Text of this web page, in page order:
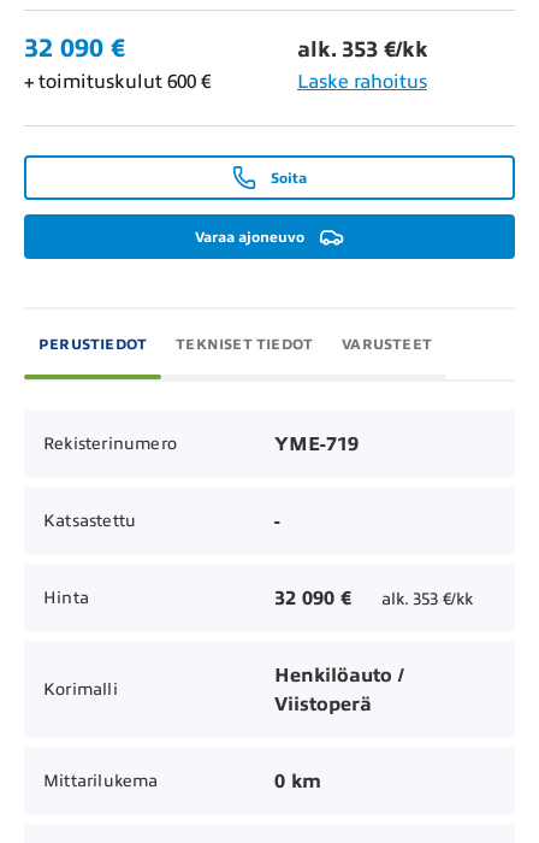
32 090 € alk. 353 €/kk
+ toimituskulut 600 € Laske rahoitus
Soita
Varaa ajoneuvo
PERUSTIEDOT TEKNISET TIEDOT VARUSTEET
Rekisterinumero YME-719
Katsastettu -
Hinta 32 090 € alk. 353 €/kk
Korimalli
Henkilöauto /
Viistoperä
Mittarilukema 0 km